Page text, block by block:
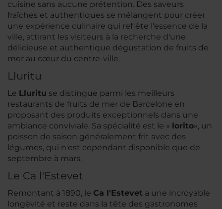
cuisine sans aucune prétention. Des saveurs
fraîches et authentiques se mélangent pour créer
une expérience culinaire qui reflète l'essence de la
ville, attirant les visiteurs à la recherche d'une
délicieuse et authentique dégustation de fruits de
mer au cœur du centre-ville.
Lluritu
Le Lluritu se distingue parmi les meilleurs
restaurants de fruits de mer de Barcelone en
proposant des produits exceptionnels dans une
ambiance conviviale. Sa spécialité est le « lorito», un
poisson de saison généralement frit avec des
légumes, qui n'est cependant disponible que de
septembre à mars.
Le Ca l'Estevet
Remontant à 1890, le Ca l'Estevet a une incroyable
longévité et reste dans la tête des gastronomes